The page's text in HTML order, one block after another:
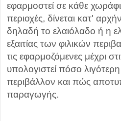
εφαρμοστεί σε κάθε
περιοχές, δίνεται κατ'
δηλαδή το ελαιόλαδο ή η
εξαιτίας των φιλικών
τις εφαρμοζόμενες μέχρι
υπολογιστεί πόσο
περιβάλλον και πώς
παραγωγής.